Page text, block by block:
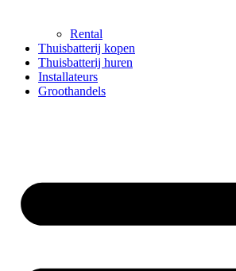
Rental
Thuisbatterij kopen
Thuisbatterij huren
Installateurs
Groothandels